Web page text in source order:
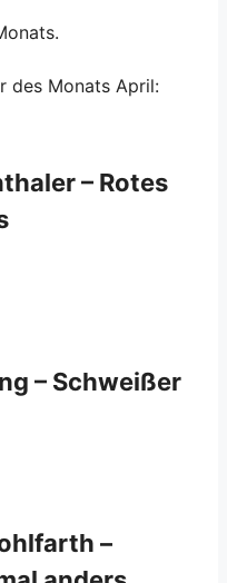
des Monats April:
– Rotes
– Schweißer
–